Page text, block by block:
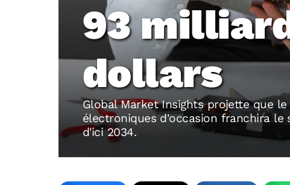
93
dollars
Global Market Insights projette que
électroniques d'occasion franchira
d'ici 2034.